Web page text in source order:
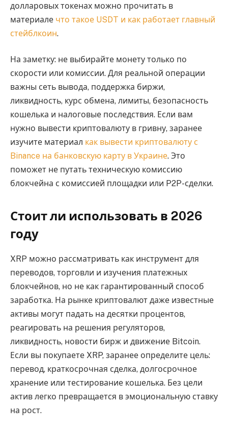
долларовых токенах можно прочитать в
материале что такое USDT и как работает главный
стейблкоин.
На заметку: не выбирайте монету только по
скорости или комиссии. Для реальной операции
важны сеть вывода, поддержка биржи,
ликвидность, курс обмена, лимиты, безопасность
кошелька и налоговые последствия. Если вам
нужно вывести криптовалюту в гривну, заранее
изучите материал как вывести криптовалюту с
Binance на банковскую карту в Украине. Это
поможет не путать техническую комиссию
блокчейна с комиссией площадки или P2P-сделки.
Стоит ли использовать в 2026
году
XRP можно рассматривать как инструмент для
переводов, торговли и изучения платежных
блокчейнов, но не как гарантированный способ
заработка. На рынке криптовалют даже известные
активы могут падать на десятки процентов,
реагировать на решения регуляторов,
ликвидность, новости бирж и движение Bitcoin.
Если вы покупаете XRP, заранее определите цель:
перевод, краткосрочная сделка, долгосрочное
хранение или тестирование кошелька. Без цели
актив легко превращается в эмоциональную ставку
на рост.